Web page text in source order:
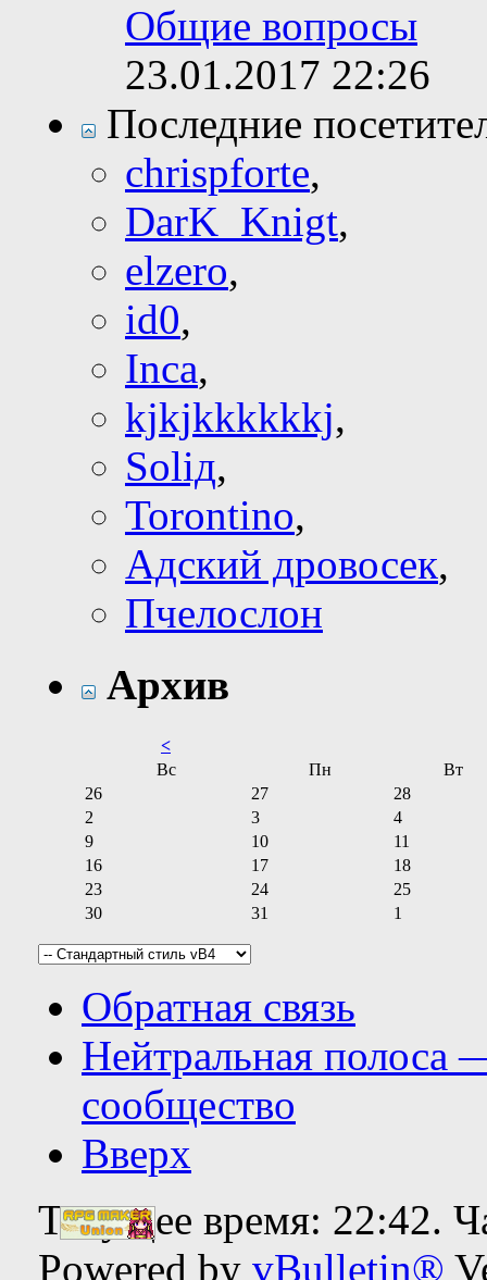
Общие вопросы
23.01.2017 22:26
Последние
chrispforte,
DarK_Knigt,
elzero,
id0,
Inca,
kjkjkkkkkkj,
Soliд,
Torontino,
Адский дровосек,
Пчелослон
Архив
<
Вс
Пн
Вт
26
27
28
2
3
4
9
10
11
16
17
18
23
24
25
30
31 1
Обратная связь
Нейтральная полоса
сообщество
Вверх
Текущее время: 22:42.
Powered by vBulletin®